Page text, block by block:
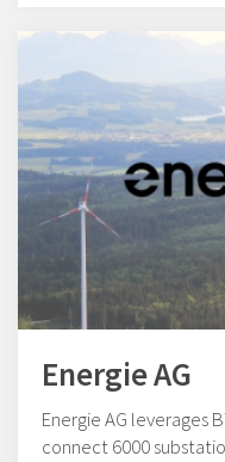
Energie AG
Energie AG leverages
connect 6000